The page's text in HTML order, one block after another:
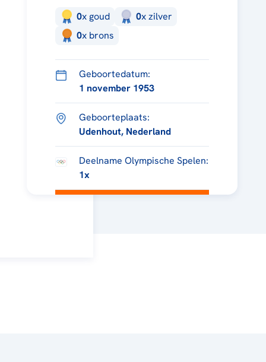
0x goud 0xzilver
0x brons
Geboortedatum:
1 november 1953
Geboorteplaats:
Udenhout, Nederland
Deelname Olympische Spelen:
1x